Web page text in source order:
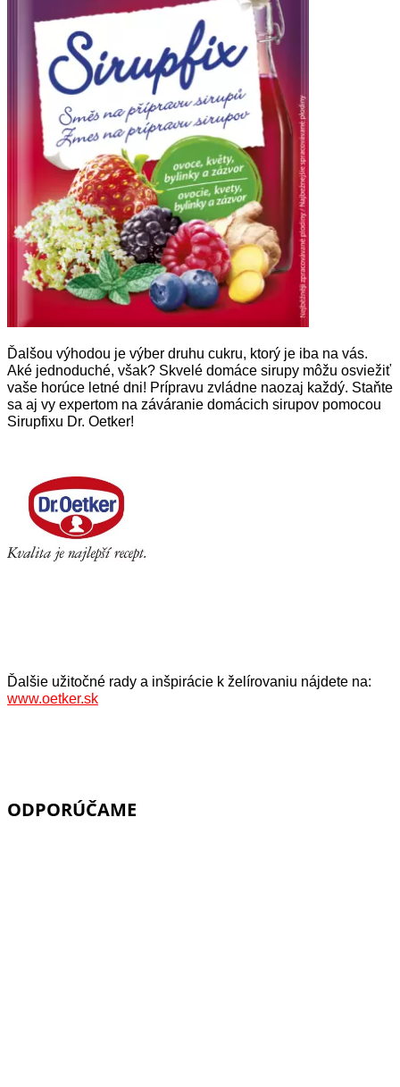
Ďalšou výhodou je výber druhu cukru, ktorý je iba na vás.
Aké jednoduché, však? Skvelé domáce sirupy môžu osviežiť
vaše horúce letné dni! Prípravu zvládne naozaj každý. Staňte
sa aj vy expertom na záváranie domácich sirupov pomocou
Sirupfixu Dr. Oetker!
Ďalšie užitočné rady a inšpirácie k želírovaniu nájdete na:
www.oetker.sk
ODPORÚČAME